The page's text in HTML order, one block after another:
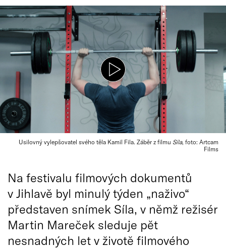
Usilovný vylepšovatel svého těla Kamil Fila. Záběr z filmu Síla, foto: Artcam
Films
Na festivalu filmových dokumentů
v Jihlavě byl minulý týden „naživo“
představen snímek Síla, v němž režisér
Martin Mareček sleduje pět
nesnadných let v životě filmového